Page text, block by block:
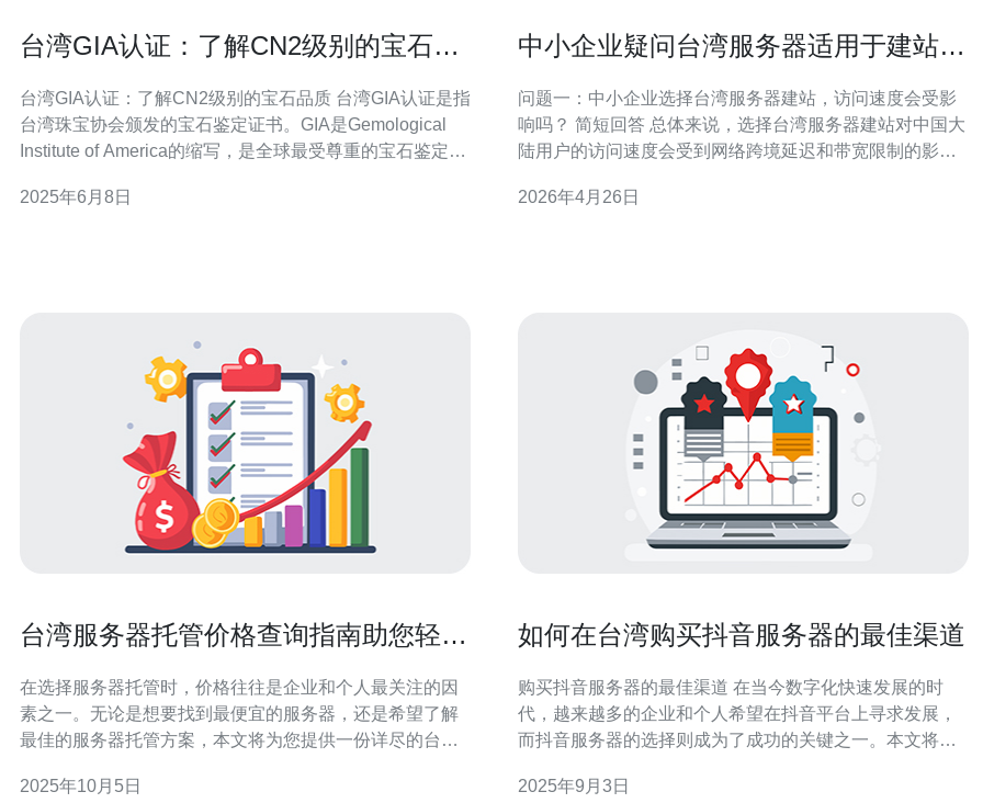
台湾GIA认证：了解CN2级别的宝石品
台湾GIA认证：了解CN2级别的宝石品质 台湾GIA认证是指
台湾珠宝协会颁发的宝石鉴定证书。GIA是Gemological
Institute of America的缩写，是全球最受尊重的宝石鉴定机
评估，确保购买到真正品质优良的宝石。 CN2级别是台湾
2025年6月8日
中小企业疑问台湾服务器适用于建站吗
问题一：中小企业选择台湾服务器建站，访问速度会受影
响吗？ 简短回答 总体来说，选择台湾服务器建站对中国大
陆用户的访问速度会受到网络跨境延迟和带宽限制的影
做加速优化。 影响因素 主要因素包括：海底光缆状况、
2026年4月26日
台湾服务器托管价格查询指南助您轻松
在选择服务器托管时，价格往往是企业和个人最关注的因
素之一。无论是想要找到最便宜的服务器，还是希望了解
最佳的服务器托管方案，本文将为您提供一份详尽的台湾
器方案。 什么是服务器托管？ 服务器托管是指将企业或个
2025年10月5日
如何在台湾购买抖音服务器的最佳渠道
购买抖音服务器的最佳渠道 在当今数字化快速发展的时
代，越来越多的企业和个人希望在抖音平台上寻求发展，
而抖音服务器的选择则成为了成功的关键之一。本文将为
实现目标。 精华总结： 1. 了解本地市场：掌握台湾的网络
2025年9月3日